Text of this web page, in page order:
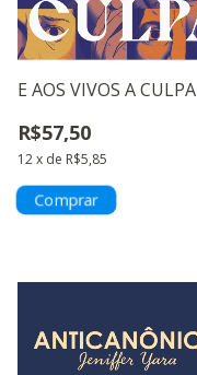
E AOS VIVOS A CULPA
R$57,50
12x de R$5,85